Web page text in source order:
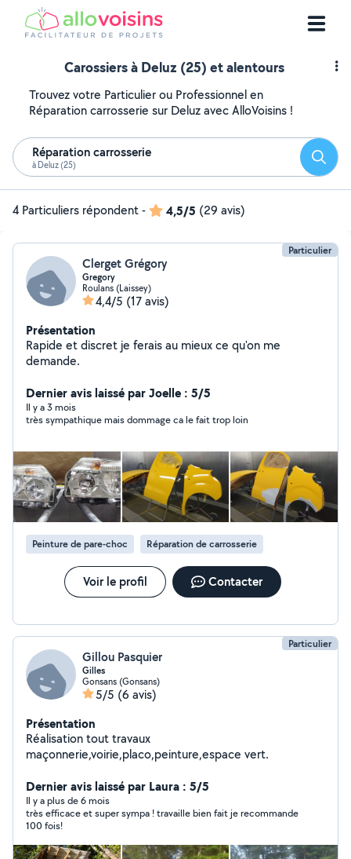
Carossiers à Deluz (25) et alentours
Trouvez votre Particulier ou Professionnel en
Réparation carrosserie sur Deluz avec AlloVoisins !
Réparation carrosserie
à Deluz (25)
4 Particuliers répondent- 4,5/5 (29 avis)
Particulier
Clerget Grégory
Gregory
Roulans (Laissey)
4,4/5 (17 avis)
Présentation
Rapide et discret je ferais au mieux ce qu'on me
demande.
Dernier avis laissé par Joelle : 5/5
Il y a 3 mois
très sympathique mais dommage ca le fait trop loin
Peinture de pare-choc Réparation de carrosserie
Voir le profil Contacter
Particulier
Gillou Pasquier
Gilles
Gonsans (Gonsans)
5/5 (6 avis)
Présentation
Réalisation tout travaux
maçonnerie,voirie,placo,peinture,espace vert.
Dernier avis laissé par Laura : 5/5
Il y a plus de 6 mois
très efficace et super sympa ! travaille bien fait je recommande
100 fois!